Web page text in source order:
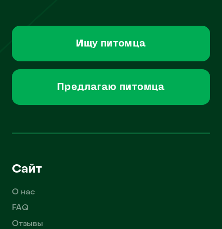
Ищу питомца
Предлагаю питомца
Сайт
О нас
FAQ
Отзывы